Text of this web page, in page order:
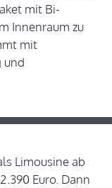
mit Bi-
Innenraum zu
mit
und
Limousine ab
Euro. Dann